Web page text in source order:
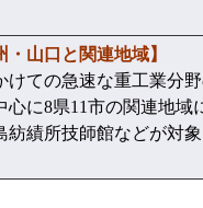
山口と関連地域】
ての急速な重工業分
に8県11市の関連地
績所技師館などが対